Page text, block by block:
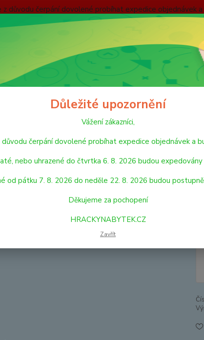
důvodu čerpání dovolené probíhat expedice objednávek
7. 8. 2026. Objednávky přijaté, nebo uhrazené od
24. 8. 2026. Děkujeme za pochopení
ZÁSADY OCHRANY OSOBNÍCH ÚDAJŮ
REKLAMAČNÍ
18 cm
Důležité upozornění
Vážení zákazníci,
čerpání dovolené probíhat expedice objednávek a
nebo uhrazené do čtvrtka 6. 8. 2026 budou
od pátku 7. 8. 2026 do neděle 22. 8. 2026 budou
Děkujeme za pochopení
HRACKYNABYTEK.CZ
Zavřít